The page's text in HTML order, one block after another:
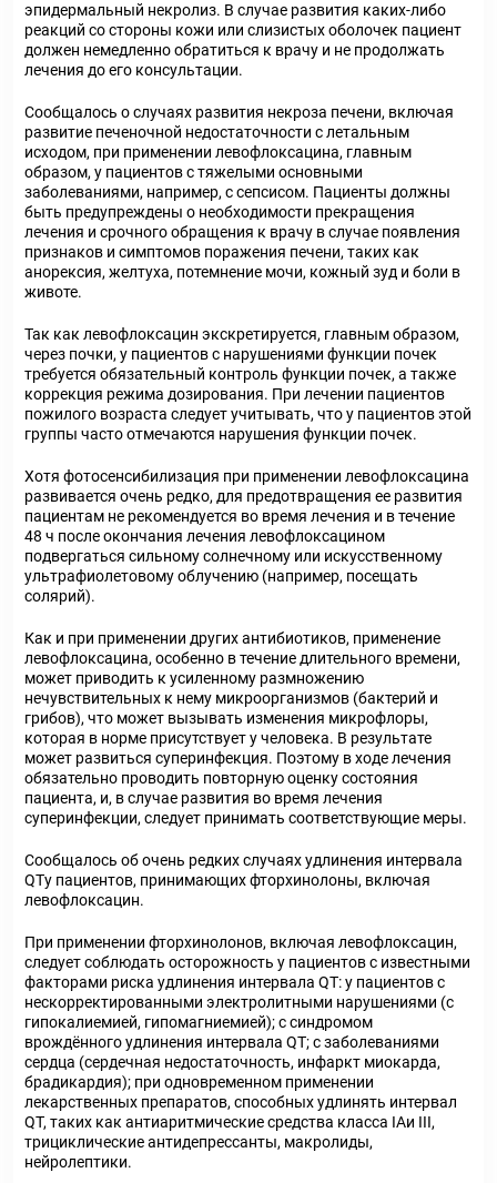
эпидермальный некролиз. В случае развития каких-либо
реакций со стороны кожи или слизистых оболочек пациент
должен немедленно обратиться к врачу и не продолжать
лечения до его консультации.
Сообщалось о случаях развития некроза печени, включая
развитие печеночной недостаточности с летальным
исходом, при применении левофлоксацина, главным
образом, у пациентов с тяжелыми основными
заболеваниями, например, с сепсисом. Пациенты должны
быть предупреждены о необходимости прекращения
лечения и срочного обращения к врачу в случае появления
признаков и симптомов поражения печени, таких как
анорексия, желтуха, потемнение мочи, кожный зуд и боли в
животе.
Так как левофлоксацин экскретируется, главным образом,
через почки, у пациентов с нарушениями функции почек
требуется обязательный контроль функции почек, а также
коррекция режима дозирования. При лечении пациентов
пожилого возраста следует учитывать, что у пациентов этой
группы часто отмечаются нарушения функции почек.
Хотя фотосенсибилизация при применении левофлоксацина
развивается очень редко, для предотвращения ее развития
пациентам не рекомендуется во время лечения и в течение
48 ч после окончания лечения левофлоксацином
подвергаться сильному солнечному или искусственному
ультрафиолетовому облучению (например, посещать
солярий).
Как и при применении других антибиотиков, применение
левофлоксацина, особенно в течение длительного времени,
может приводить к усиленному размножению
нечувствительных к нему микроорганизмов (бактерий и
грибов), что может вызывать изменения микрофлоры,
которая в норме присутствует у человека. В результате
может развиться суперинфекция. Поэтому в ходе лечения
обязательно проводить повторную оценку состояния
пациента, и, в случае развития во время лечения
суперинфекции, следует принимать соответствующие меры.
Сообщалось об очень редких случаях удлинения интервала
QTу пациентов, принимающих фторхинолоны, включая
левофлоксацин.
При применении фторхинолонов, включая левофлоксацин,
следует соблюдать осторожность у пациентов с известными
факторами риска удлинения интервала QT: у пациентов с
нескорректированными электролитными нарушениями (с
гипокалиемией, гипомагниемией); с синдромом
врождённого удлинения интервала QT; с заболеваниями
сердца (сердечная недостаточность, инфаркт миокарда,
брадикардия); при одновременном применении
лекарственных препаратов, способных удлинять интервал
QT, таких как антиаритмические средства класса IAи III,
трициклические антидепрессанты, макролиды,
нейролептики.